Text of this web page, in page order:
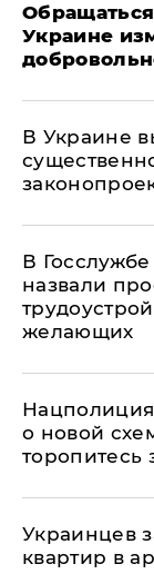
Украине
В Украине
В
назвали
желающих
о новой
торопитесь
Украинцев
квартир в